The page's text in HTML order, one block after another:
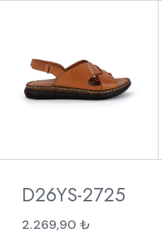
D26YS-2725
2.269,90₺